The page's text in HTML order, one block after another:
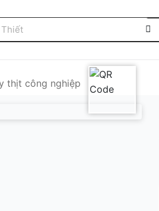
thịt công nghiệp